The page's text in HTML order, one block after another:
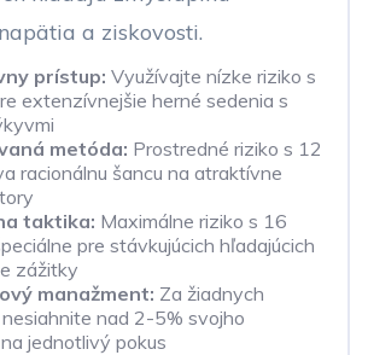
a ziskovosti.
prístup: Využívajte nízke riziko s
extenzívnejšie herné sedenia s
metóda: Prostredné riziko s 12
racionálnu šancu na atraktívne
taktika: Maximálne riziko s 16
pre stávkujúcich hľadajúcich
zážitky
manažment: Za žiadnych
nad 2-5% svojho
jednotlivý pokus